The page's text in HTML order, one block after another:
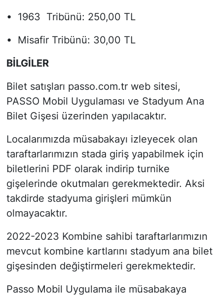
• 1963 Tribünü: 250,00 TL
• Misafir Tribünü: 30,00 TL
BİLGİLER
Bilet satışları passo.com.tr web sitesi,
PASSO Mobil Uygulaması ve Stadyum Ana
Bilet Gişesi üzerinden yapılacaktır.
Localarımızda müsabakayı izleyecek olan
taraftarlarımızın stada giriş yapabilmek için
biletlerini PDF olarak indirip turnike
gişelerinde okutmaları gerekmektedir. Aksi
takdirde stadyuma girişleri mümkün
olmayacaktır.
2022-2023 Kombine sahibi taraftarlarımızın
mevcut kombine kartlarını stadyum ana bilet
gişesinden değiştirmeleri gerekmektedir.
Passo Mobil Uygulama ile müsabakaya